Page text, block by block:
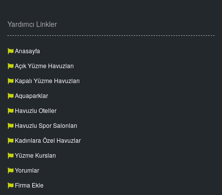
Yardımcı Linkler
Anasayfa
Açık Yüzme Havuzları
Kapalı Yüzme Havuzları
Aquaparklar
Havuzlu Oteller
Havuzlu Spor Salonları
Kadınlara Özel Havuzlar
Yüzme Kursları
Yorumlar
Firma Ekle